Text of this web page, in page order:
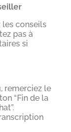
conseils
pas à
si
remerciez le
“Fin de la